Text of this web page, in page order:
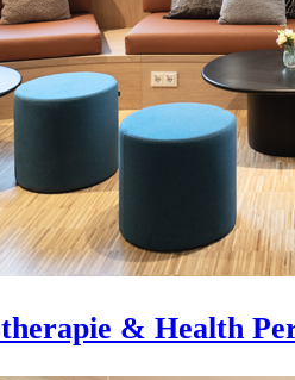
& Health